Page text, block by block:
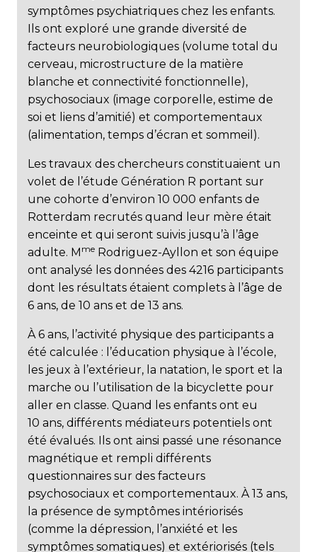
symptômes psychiatriques chez les enfants.
Ils ont exploré une grande diversité de
facteurs neurobiologiques (volume total du
cerveau, microstructure de la matière
blanche et connectivité fonctionnelle),
psychosociaux (image corporelle, estime de
soi et liens d’amitié) et comportementaux
(alimentation, temps d’écran et sommeil).
Les travaux des chercheurs constituaient un
volet de l’étude Génération R portant sur
une cohorte d’environ 10 000 enfants de
Rotterdam recrutés quand leur mère était
enceinte et qui seront suivis jusqu’à l’âge
adulte. M me Rodriguez-Ayllon et son équipe
ont analysé les données des 4216 participants
dont les résultats étaient complets à l’âge de
6 ans, de 10 ans et de 13 ans.
À 6 ans, l’activité physique des participants a
été calculée : l’éducation physique à l’école,
les jeux à l’extérieur, la natation, le sport et la
marche ou l’utilisation de la bicyclette pour
aller en classe. Quand les enfants ont eu
10 ans, différents médiateurs potentiels ont
été évalués. Ils ont ainsi passé une résonance
magnétique et rempli différents
questionnaires sur des facteurs
psychosociaux et comportementaux. À 13 ans,
la présence de symptômes intériorisés
(comme la dépression, l’anxiété et les
symptômes somatiques) et extériorisés (tels